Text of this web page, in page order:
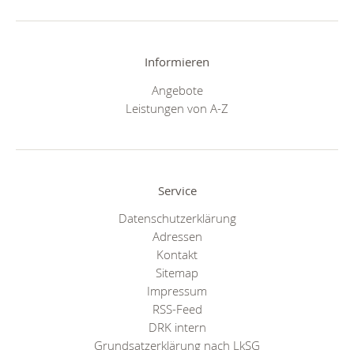
Informieren
Angebote
Leistungen von A-Z
Service
Datenschutzerklärung
Adressen
Kontakt
Sitemap
Impressum
RSS-Feed
DRK intern
Grundsatzerklärung nach LkSG